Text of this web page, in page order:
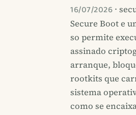
16/07/2026 ·
Secure Boot e
so permite
assinado
arranque,
rootkits que
sistema
como se